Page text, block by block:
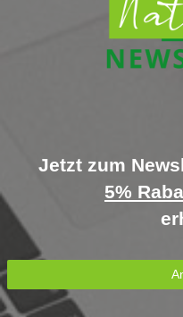
Jetzt zum
5%